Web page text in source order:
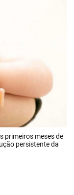
primeiros meses de
persistente da